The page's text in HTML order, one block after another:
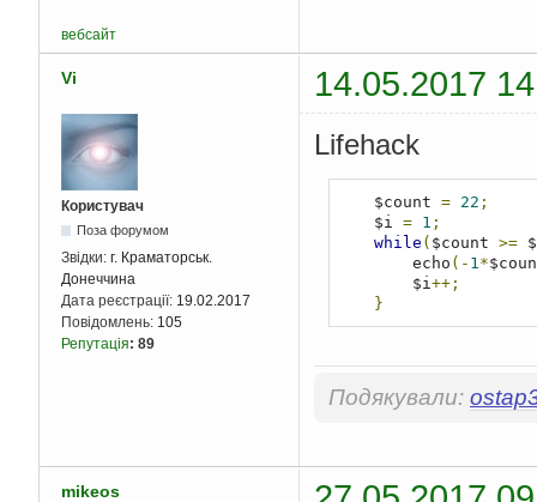
вебсайт
Vi 14.05.2017
Користувач
Поза форумом
Звідки: г. Краматорськ.
Донеччина
Дата реєстрації: 19.02.2017
Повідомлень: 105
Репутація: 89
Lifehack
    $count
= 22 ;
    $i
= 1 ;
while ( $count >=
        echo
(- 1*
        $i
++;
}
Подякували:
mikeos